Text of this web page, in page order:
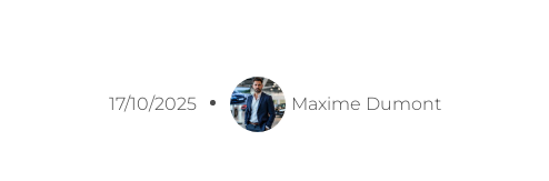
17/10/2025 Maxime Dumont